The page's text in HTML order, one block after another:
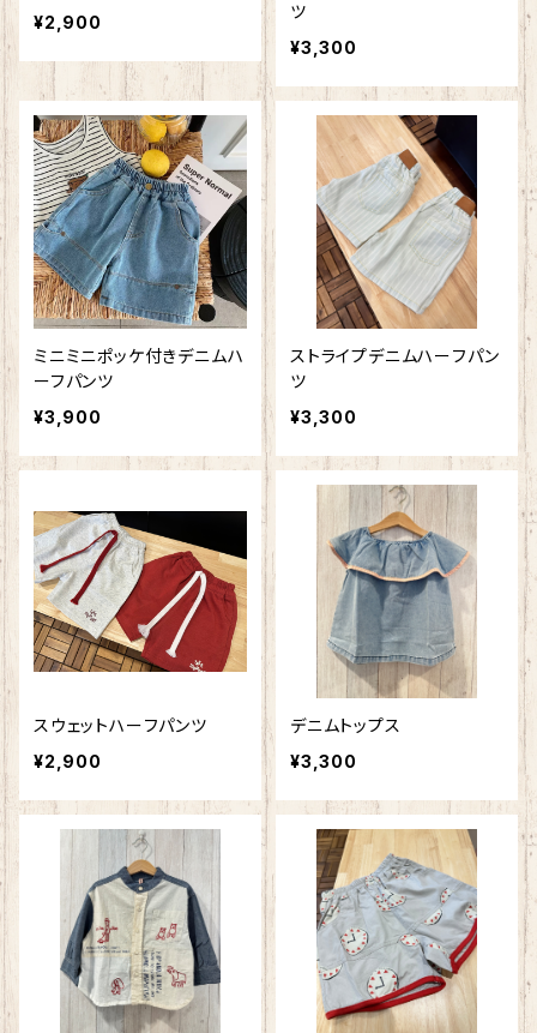
¥2,900
ツ
¥3,300
ミニミニポッケ付きデニムハ
ーフパンツ
¥3,900
ストライプデニムハーフパン
ツ
¥3,300
スウェットハーフパンツ
¥2,900
デニムトップス
¥3,300